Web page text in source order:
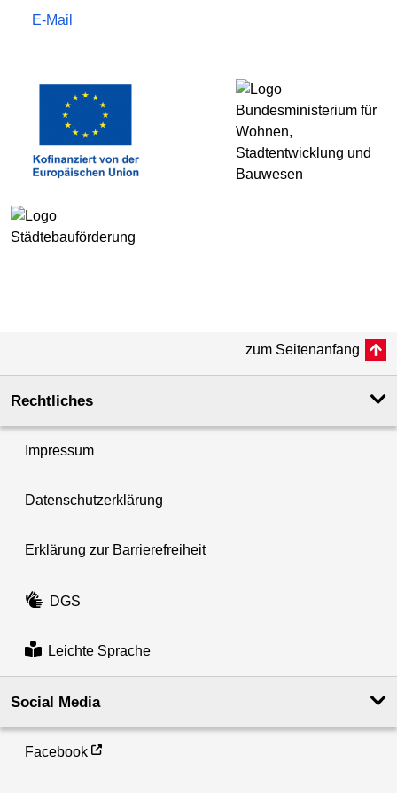
E-Mail
zum Seitenanfang
Rechtliches
Impressum
Datenschutzerklärung
Erklärung zur Barrierefreiheit
DGS
Leichte Sprache
Social Media
Facebook